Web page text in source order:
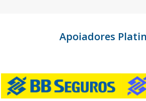
Apoiadores